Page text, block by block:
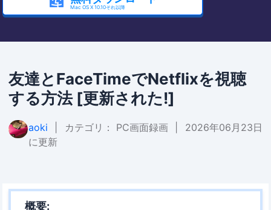
Mac OS X 10.10それ以降
友達とFaceTimeでNetflixを視聴
する方法 [更新された!]
aoki カテゴリ： PC画面録画
2026年06月23日
に更新
概要: